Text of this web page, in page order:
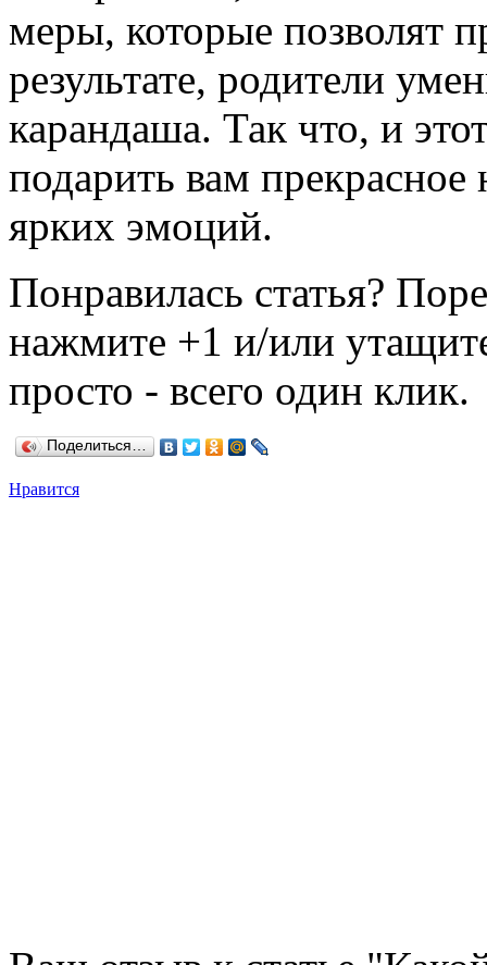
меры, которые позволят
результате, родители
карандаша. Так что, и
подарить вам
ярких эмоций.
Понравилась статья?
нажмите +1 и/или
просто - всего один клик.
Поделиться…
Нравится